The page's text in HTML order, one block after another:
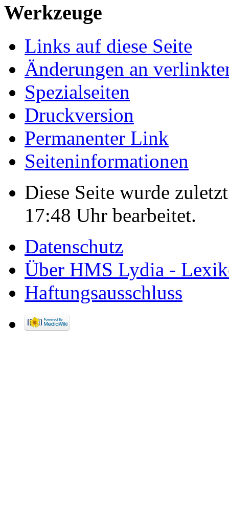
Werkzeuge
Links auf diese Seite
Änderungen an
Spezialseiten
Druckversion
Permanenter Link
Seiten­informationen
Diese Seite wurde
17:48 Uhr bearbeitet.
Datenschutz
Über HMS Lydia -
Haftungsausschluss